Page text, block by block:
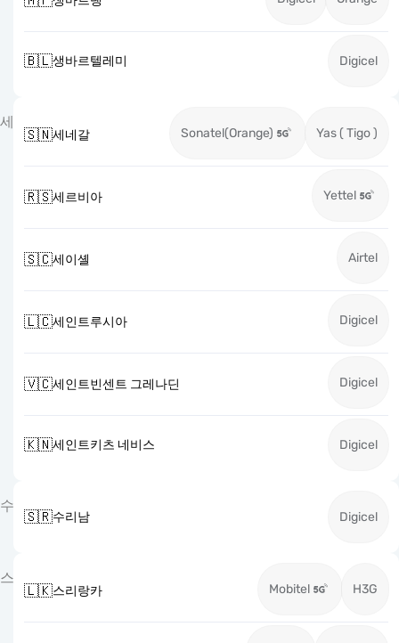
🇧🇱생바르텔레미 Digicel
세
🇸🇳세네갈 Sonatel(Orange) Yas ( Tigo )
🇷🇸세르비아 Yettel
🇸🇨세이셸 Airtel
🇱🇨세인트루시아 Digicel
🇻🇨세인트빈센트 그레나딘 Digicel
🇰🇳세인트키츠 네비스 Digicel
수
🇸🇷수리남 Digicel
스
🇱🇰스리랑카 Mobitel H3G